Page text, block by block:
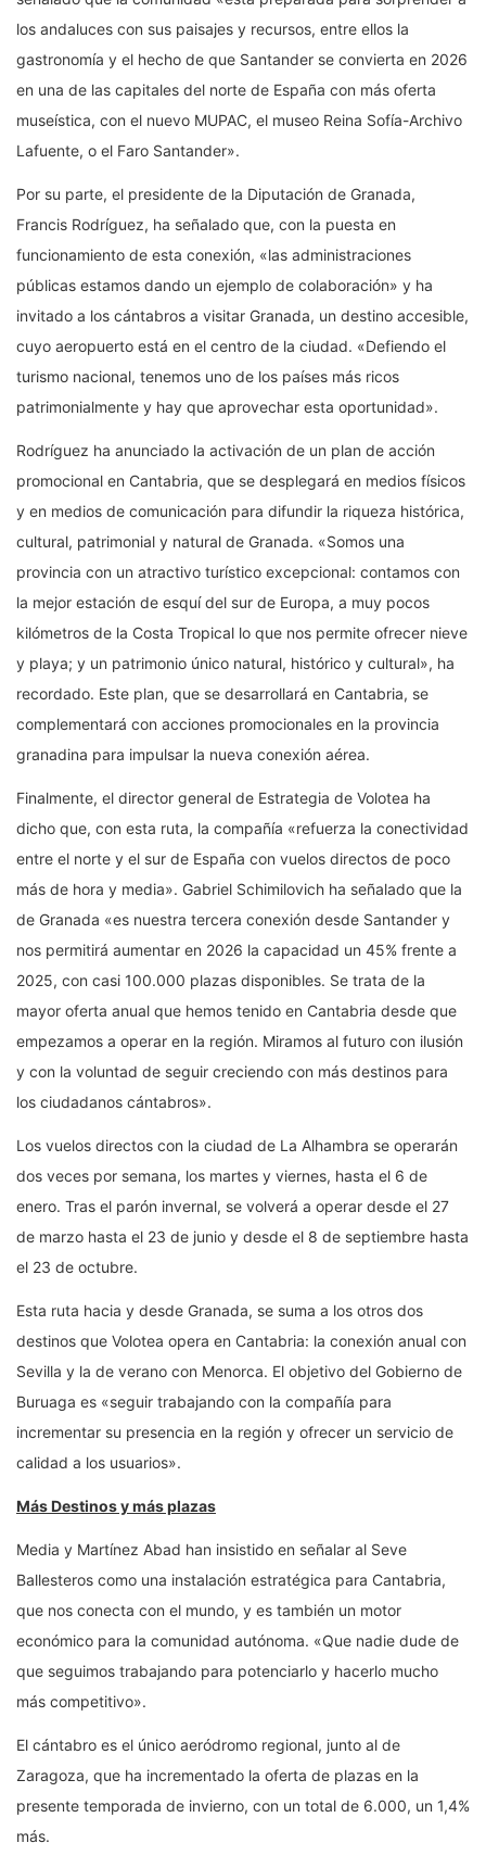
los andaluces con sus paisajes y recursos, entre ellos la
gastronomía y el hecho de que Santander se convierta en 2026
en una de las capitales del norte de España con más oferta
museística, con el nuevo MUPAC, el museo Reina Sofía-Archivo
Lafuente, o el Faro Santander».
Por su parte, el presidente de la Diputación de Granada,
Francis Rodríguez, ha señalado que, con la puesta en
funcionamiento de esta conexión, «las administraciones
públicas estamos dando un ejemplo de colaboración» y ha
invitado a los cántabros a visitar Granada, un destino accesible,
cuyo aeropuerto está en el centro de la ciudad. «Defiendo el
turismo nacional, tenemos uno de los países más ricos
patrimonialmente y hay que aprovechar esta oportunidad».
Rodríguez ha anunciado la activación de un plan de acción
promocional en Cantabria, que se desplegará en medios físicos
y en medios de comunicación para difundir la riqueza histórica,
cultural, patrimonial y natural de Granada. «Somos una
provincia con un atractivo turístico excepcional: contamos con
la mejor estación de esquí del sur de Europa, a muy pocos
kilómetros de la Costa Tropical lo que nos permite ofrecer nieve
y playa; y un patrimonio único natural, histórico y cultural», ha
recordado. Este plan, que se desarrollará en Cantabria, se
complementará con acciones promocionales en la provincia
granadina para impulsar la nueva conexión aérea.
Finalmente, el director general de Estrategia de Volotea ha
dicho que, con esta ruta, la compañía «refuerza la conectividad
entre el norte y el sur de España con vuelos directos de poco
más de hora y media». Gabriel Schimilovich ha señalado que la
de Granada «es nuestra tercera conexión desde Santander y
nos permitirá aumentar en 2026 la capacidad un 45% frente a
2025, con casi 100.000 plazas disponibles. Se trata de la
mayor oferta anual que hemos tenido en Cantabria desde que
empezamos a operar en la región. Miramos al futuro con ilusión
y con la voluntad de seguir creciendo con más destinos para
los ciudadanos cántabros».
Los vuelos directos con la ciudad de La Alhambra se operarán
dos veces por semana, los martes y viernes, hasta el 6 de
enero. Tras el parón invernal, se volverá a operar desde el 27
de marzo hasta el 23 de junio y desde el 8 de septiembre hasta
el 23 de octubre.
Esta ruta hacia y desde Granada, se suma a los otros dos
destinos que Volotea opera en Cantabria: la conexión anual con
Sevilla y la de verano con Menorca. El objetivo del Gobierno de
Buruaga es «seguir trabajando con la compañía para
incrementar su presencia en la región y ofrecer un servicio de
calidad a los usuarios».
Más Destinos y más plazas
Media y Martínez Abad han insistido en señalar al Seve
Ballesteros como una instalación estratégica para Cantabria,
que nos conecta con el mundo, y es también un motor
económico para la comunidad autónoma. «Que nadie dude de
que seguimos trabajando para potenciarlo y hacerlo mucho
más competitivo».
El cántabro es el único aeródromo regional, junto al de
Zaragoza, que ha incrementado la oferta de plazas en la
presente temporada de invierno, con un total de 6.000, un 1,4%
más.